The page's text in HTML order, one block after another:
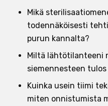
Mikä
todennäköisesti
purun kannalta?
Miltä lähtötilanteeni
siemennesteen
Kuinka usein tiimi
miten onnistumista